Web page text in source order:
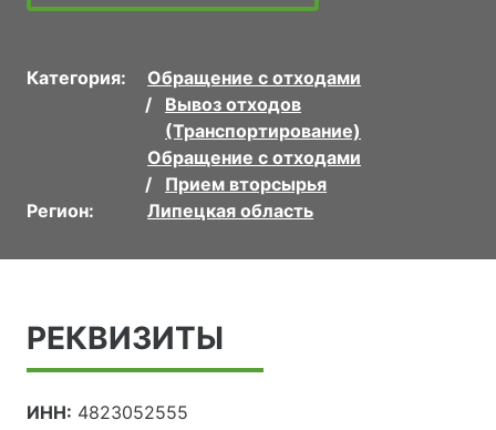
Категория:
Обращение с отходами
Вывоз отходов
(Транспортирование)
Обращение с отходами
Прием вторсырья
Регион:
Липецкая область
РЕКВИЗИТЫ
ИНН: 4823052555